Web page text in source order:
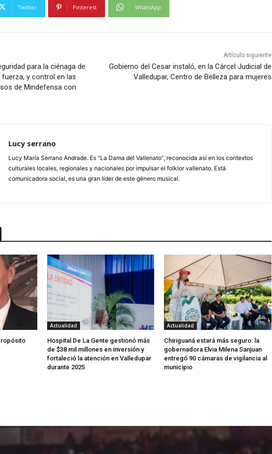
Twitter Pinterest WhatsApp
para la ciénaga de
y control en las
de Mindefensa con
Artículo siguiente
Gobierno del Cesar instaló, en la Cárcel Judicial de
Valledupar, Centro de Belleza para mujeres
Lucy serrano
Lucy María Serrano Andrade. Es "La Dama del Vallenato", reconocida así en los contextos
culturales locales, regionales y nacionales por impulsar el folklor vallenato. Está
comunicadora social, es una gran líder de este género musical.
Actualidad
Hospital De La Gente gestionó más
de $38 mil millones en inversión y
fortaleció la atención en Valledupar
durante 2025
Actualidad
Chiriguaná estará más seguro: la
gobernadora Elvia Milena Sanjuan
entregó 90 cámaras de vigilancia al
municipio